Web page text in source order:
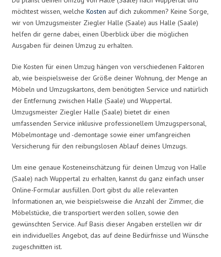
möchtest wissen, welche Kosten auf dich zukommen? Keine Sorge,
wir von Umzugsmeister Ziegler Halle (Saale) aus Halle (Saale)
helfen dir gerne dabei, einen Überblick über die möglichen
Ausgaben für deinen Umzug zu erhalten.
Die Kosten für einen Umzug hängen von verschiedenen Faktoren
ab, wie beispielsweise der Größe deiner Wohnung, der Menge an
Möbeln und Umzugskartons, dem benötigten Service und natürlich
der Entfernung zwischen Halle (Saale) und Wuppertal.
Umzugsmeister Ziegler Halle (Saale) bietet dir einen
umfassenden Service inklusive professionellem Umzugspersonal,
Möbelmontage und -demontage sowie einer umfangreichen
Versicherung für den reibungslosen Ablauf deines Umzugs.
Um eine genaue Kosteneinschätzung für deinen Umzug von Halle
(Saale) nach Wuppertal zu erhalten, kannst du ganz einfach unser
Online-Formular ausfüllen. Dort gibst du alle relevanten
Informationen an, wie beispielsweise die Anzahl der Zimmer, die
Möbelstücke, die transportiert werden sollen, sowie den
gewünschten Service. Auf Basis dieser Angaben erstellen wir dir
ein individuelles Angebot, das auf deine Bedürfnisse und Wünsche
zugeschnitten ist.